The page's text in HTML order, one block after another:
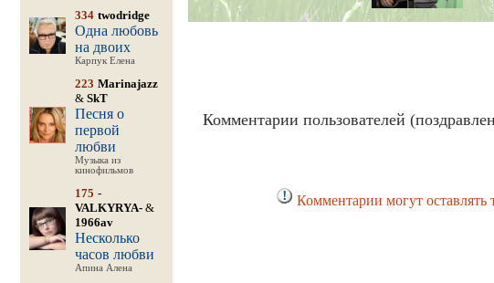
334 twodridge
Одна любовь
на двоих
Карпук Елена
223 Marinajazz
& SkT
Песня о
первой
любви
Музыка из
кинофильмов
175 -
VALKYRYA-&
1966av
Несколько
часов любви
Апина Алена
Комментарии пользователей
Комментарии могут оставлять